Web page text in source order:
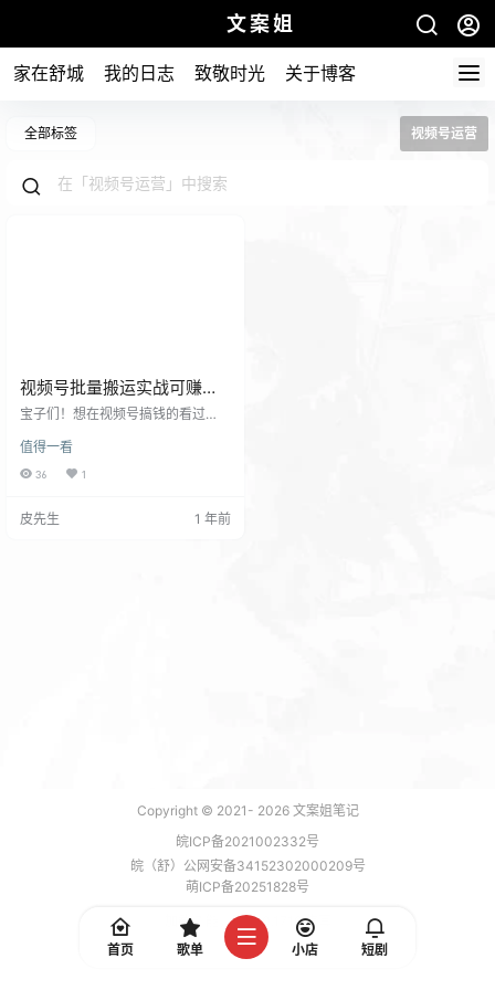
文案姐
家在舒城 我的日志 致敬时光 关于博客
全部标签 视频号运营
视频号批量搬运实战可赚钱
的视频教程
宝子们！想在视频号搞钱的看过
子给你们扒明白了 —— 从搬运剪辑
到爆款引流，从素材获取到自动化
下载，还能一键去水印加工；愁不
值得一看
36 1
皮先生 1 年前
Copyright © 2021- 2026文案姐笔记
皖ICP备2021002332号
皖（舒）公网安备34152302000209号
萌ICP备20251828号
加载 7 能，功耗 0.1716 焦耳
首页
歌单 小店 短剧